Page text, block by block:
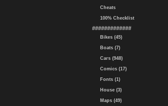
Cheats
100% Checklist
#############
Bikes (45)
Boats (7)
Cars (948)
Comics (17)
Fonts (1)
House (3)
Maps (49)